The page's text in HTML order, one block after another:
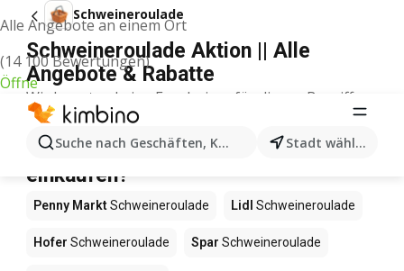
Alle Angebote an einem Ort
(14 100 Bewertungen)
Öffne
Suche nach Geschäften, Kategorien, Produkten...
Stadt wählen
Schweineroulade
Schweineroulade Aktion || Alle
Angebote & Rabatte
Wir konnten keine Ergebnisse für diesen Begriff
finden.
Schweineroulade im Angebot – Wo
einkaufen?
Penny MarktSchweineroulade Lidl Schweineroulade
Hofer Schweineroulade Spar Schweineroulade